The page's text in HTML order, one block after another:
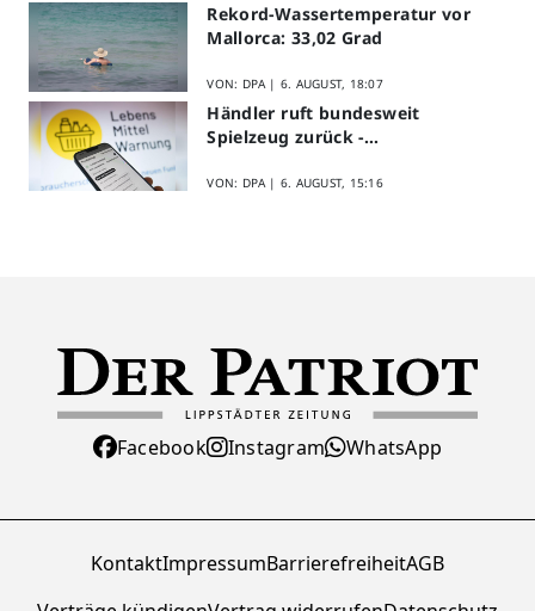
Rekord-Wassertemperatur vor
Mallorca: 33,02 Grad
VON: DPA | 6. AUGUST, 18:07
Händler ruft bundesweit
Spielzeug zurück -
VON: DPA | 6. AUGUST, 15:16
Facebook Instagram WhatsApp
KontaktImpressumBarrierefreiheitAGB